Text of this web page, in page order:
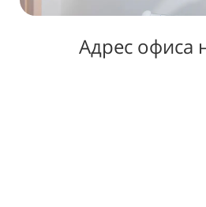
Адрес офиса